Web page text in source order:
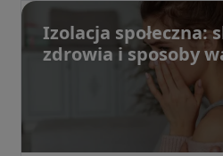
Izolacja społeczna:
zdrowia i sposoby